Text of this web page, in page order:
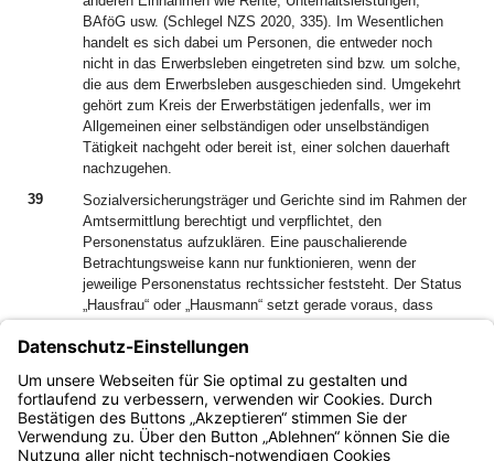
BAföG usw. (Schlegel NZS 2020, 335). Im Wesentlichen
handelt es sich dabei um Personen, die entweder noch
nicht in das Erwerbsleben eingetreten sind bzw. um solche,
die aus dem Erwerbsleben ausgeschieden sind. Umgekehrt
gehört zum Kreis der Erwerbstätigen jedenfalls, wer im
Allgemeinen einer selbständigen oder unselbständigen
Tätigkeit nachgeht oder bereit ist, einer solchen dauerhaft
nachzugehen.
39
Sozialversicherungsträger und Gerichte sind im Rahmen der
Amtsermittlung berechtigt und verpflichtet, den
Personenstatus aufzuklären. Eine pauschalierende
Betrachtungsweise kann nur funktionieren, wenn der
jeweilige Personenstatus rechtssicher feststeht. Der Status
„Hausfrau“ oder „Hausmann“ setzt gerade voraus, dass
grundsätzlich nicht – mehr – zur Verfügung stehen (z.B. bei
„Arbeitslose“ beurteilt werden können. Arbeits- bzw.
Beschäftigungslose, die Arbeit gefunden haben, werden
eben in der Regel berufsmäßig tätig. Man wird eben nicht
durch ein bloßes Ankreuzen des Feldes Hausmann im